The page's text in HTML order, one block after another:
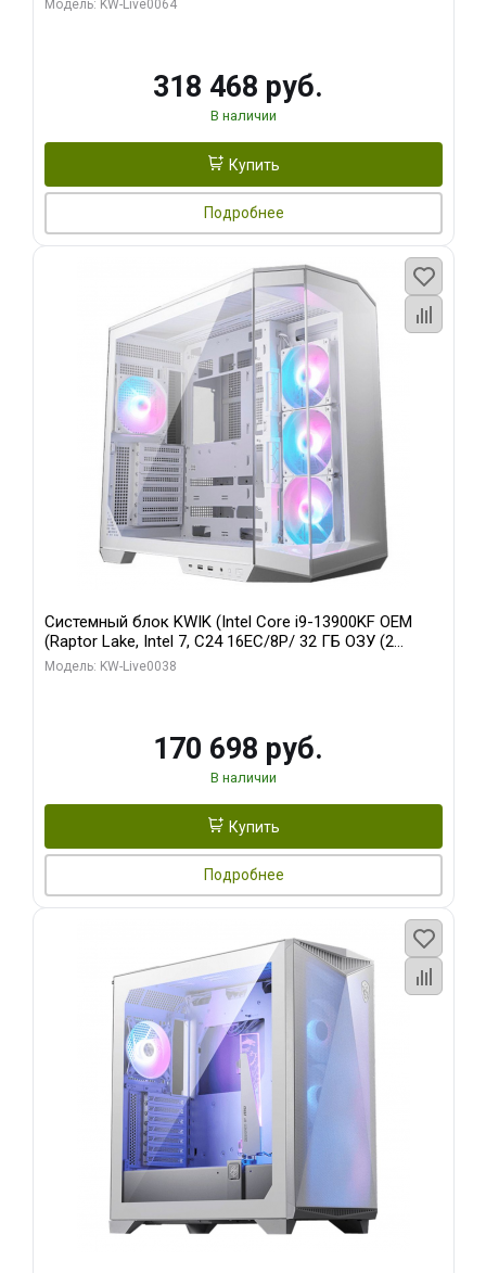
Модель: KW-Live0064
318 468 руб.
В наличии
Купить
Подробнее
Системный блок KWIK (Intel Core i9-13900KF OEM
(Raptor Lake, Intel 7, C24 16EC/8P/ 32 ГБ ОЗУ (2
модуля)/ Gigabyte RX9070XT GAMING OC 16GB GDDR6
Модель: KW-Live0038
170 698 руб.
В наличии
Купить
Подробнее